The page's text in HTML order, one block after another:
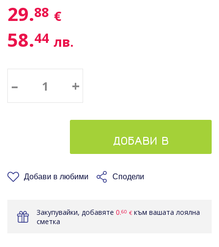
29.88 €
58.44 лв.
– +
ДОБАВИ В
КОШНИЦАТА
Добави в любими Сподели
Закупувайки, добавяте 0.60 € към вашата лоялна
сметка